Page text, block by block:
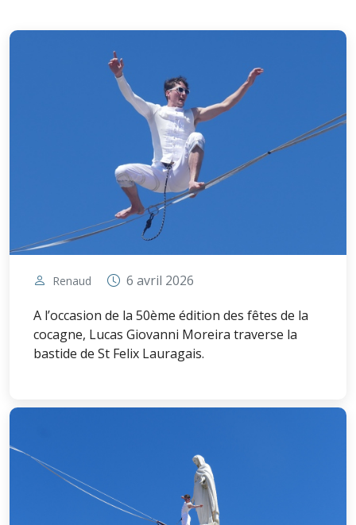
Renaud
6 avril 2026
A l’occasion de la 50ème édition des fêtes de la
cocagne, Lucas Giovanni Moreira traverse la
bastide de St Felix Lauragais.